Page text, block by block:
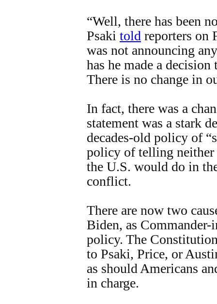
“Well, there has been
Psaki told reporters on
was not announcing
has he made a
There is no change in
In fact, there was a
statement was a stark
decades-old policy of
policy of telling
the U.S. would do in
conflict.
There are now two
Biden, as
policy. The
to Psaki, Price, or
as should Americans
in charge.